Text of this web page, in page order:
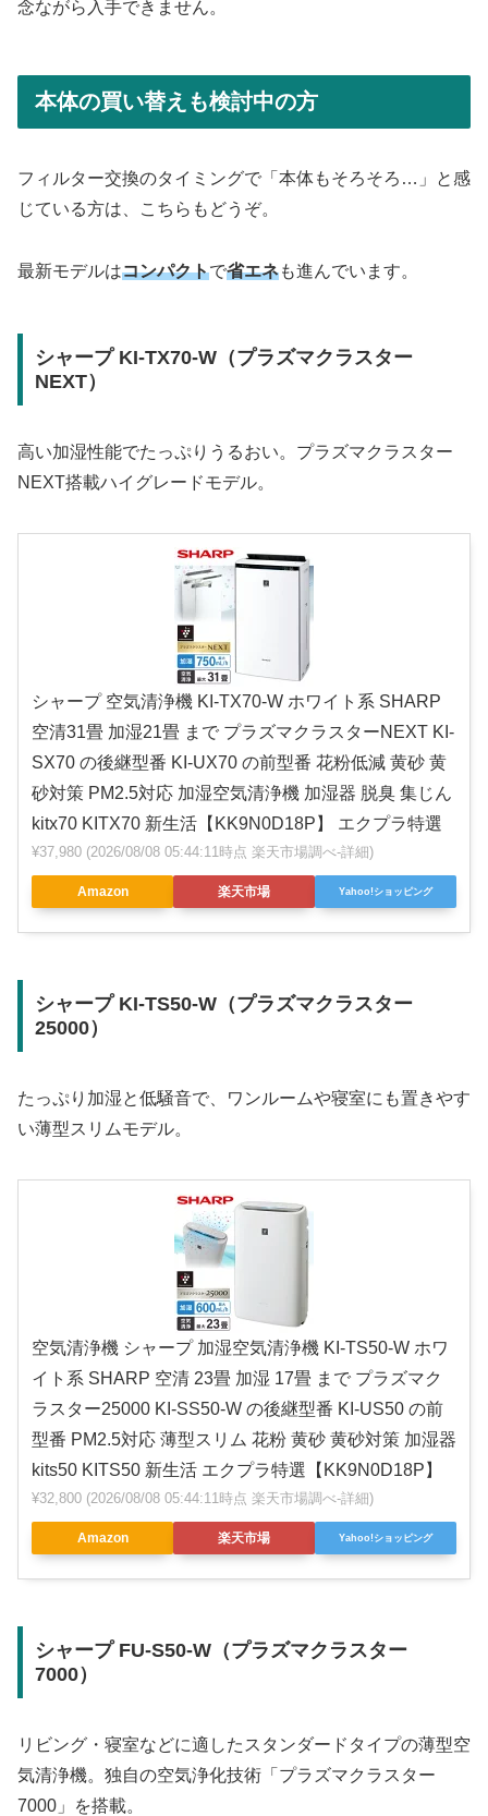
念ながら入手できません。
本体の買い替えも検討中の方
フィルター交換のタイミングで「本体もそろそろ…」と感
じている方は、こちらもどうぞ。
最新モデルはコンパクトで省エネも進んでいます。
シャープ KI-TX70-W（プラズマクラスター
NEXT）
高い加湿性能でたっぷりうるおい。プラズマクラスター
NEXT搭載ハイグレードモデル。
シャープ 空気清浄機 KI-TX70-W ホワイト系 SHARP
空清31畳 加湿21畳 まで プラズマクラスターNEXT KI-
SX70 の後継型番 KI-UX70 の前型番 花粉低減 黄砂 黄
砂対策 PM2.5対応 加湿空気清浄機 加湿器 脱臭 集じん
kitx70 KITX70 新生活【KK9N0D18P】 エクプラ特選
¥37,980 (2026/08/08 05:44:11時点 楽天市場調べ-詳細)
Amazon 楽天市場 Yahoo!ショッピング
シャープ KI-TS50-W（プラズマクラスター
25000）
たっぷり加湿と低騒音で、ワンルームや寝室にも置きやす
い薄型スリムモデル。
空気清浄機 シャープ 加湿空気清浄機 KI-TS50-W ホワ
イト系 SHARP 空清 23畳 加湿 17畳 まで プラズマク
ラスター25000 KI-SS50-W の後継型番 KI-US50 の前
型番 PM2.5対応 薄型スリム 花粉 黄砂 黄砂対策 加湿器
kits50 KITS50 新生活 エクプラ特選【KK9N0D18P】
¥32,800 (2026/08/08 05:44:11時点 楽天市場調べ-詳細)
Amazon 楽天市場 Yahoo!ショッピング
シャープ FU-S50-W（プラズマクラスター
7000）
リビング・寝室などに適したスタンダードタイプの薄型空
気清浄機。独自の空気浄化技術「プラズマクラスター
7000」を搭載。